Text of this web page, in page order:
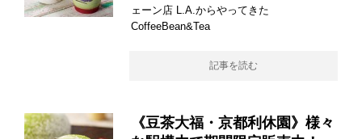
ェーン店 L.A.からやってきた
CoffeeBean&Tea
記事を読む
《豆茶大福・京都利休園》様々